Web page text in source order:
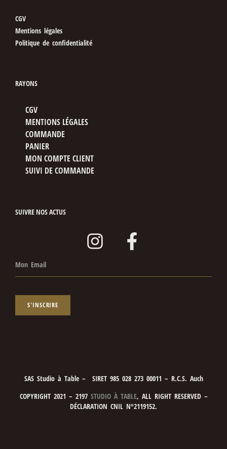
CGV
Mentions légales
Politique de confidentialité
RAYONS
CGV
MENTIONS LÉGALES
COMMANDE
PANIER
MON COMPTE CLIENT
SUIVI DE COMMANDE
SUIVRE NOS ACTUS
S'INSCRIRE
SAS Studio à Table – SIRET 985 028 273 00011 – R.C.S. Auch
COPYRIGHT 2021 – 2197STUDIO À TABLE, ALL RIGHT RESERVED –
DÉCLARATION CNIL N°2119152.